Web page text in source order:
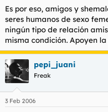
Es por eso, amigos y
seres humanos de sexo
ningún tipo de relación
misma condición. Apoyen
pepi_juani
Freak
3 Feb 2006